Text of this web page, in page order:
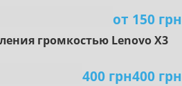
oт 150 грн
гpoмкocтью Lenovo X3
400 грн
400 грн